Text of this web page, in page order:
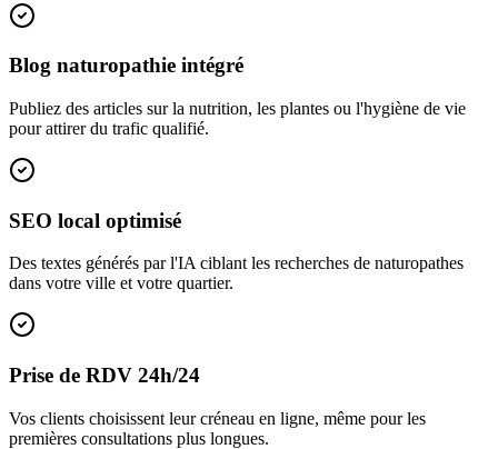
Blog naturopathie intégré
Publiez des articles sur la nutrition, les plantes ou l'hygiène de vie
pour attirer du trafic qualifié.
SEO local optimisé
Des textes générés par l'IA ciblant les recherches de naturopathes
dans votre ville et votre quartier.
Prise de RDV 24h/24
Vos clients choisissent leur créneau en ligne, même pour les
premières consultations plus longues.